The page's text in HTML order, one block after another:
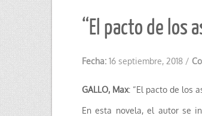
“El pacto de los
Fecha: 16 septiembre, 2018 /
GALLO, Max: “El pacto de los
En esta novela, el autor se